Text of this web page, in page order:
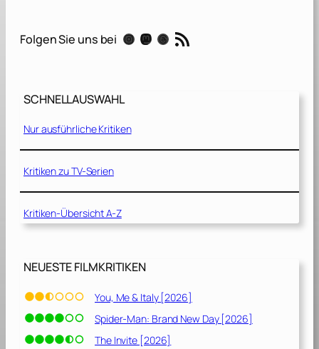
l
v
.
K
o
[
2
2
]
Folgen Sie uns bei Instagram Mastodon Threads RSS-Feed
SCHNELLAUSWAHL
Nur ausführliche Kritiken
Kritiken zu TV-Serien
Kritiken-Übersicht A-Z
NEUESTE FILMKRITIKEN
You, Me & Italy [2026]
Spider-Man: Brand New Day [2026]
The Invite [2026]